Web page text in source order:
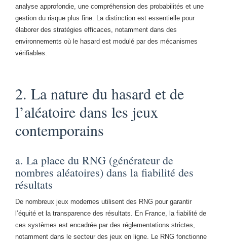
analyse approfondie, une compréhension des probabilités et une
gestion du risque plus fine. La distinction est essentielle pour
élaborer des stratégies efficaces, notamment dans des
environnements où le hasard est modulé par des mécanismes
vérifiables.
2. La nature du hasard et de
l’aléatoire dans les jeux
contemporains
a. La place du RNG (générateur de
nombres aléatoires) dans la fiabilité des
résultats
De nombreux jeux modernes utilisent des RNG pour garantir
l’équité et la transparence des résultats. En France, la fiabilité de
ces systèmes est encadrée par des réglementations strictes,
notamment dans le secteur des jeux en ligne. Le RNG fonctionne